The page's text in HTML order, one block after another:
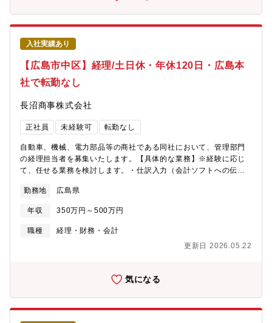
入社実績あり
【広島市中区】経理/土日休・年休120日・広島本
社で転勤なし
長沼商事株式会社
正社員 未経験可 転勤なし
自動車、機械、電力部品等の商社である同社において、管理部門
の経理担当者を募集いたします。【具体的な業務】※経験に応じ
て、任せる業務を検討します。・仕訳入力（会計ソフトへの伝票
理）・仕入・支払管理（仕入データ管理、支払予定表作成、買掛
金管理）・経費精算処理（従業員立替経費のチェック・支払
い）・現金・預金管理（小口現金管理、銀行残高の確認・照
合）・預金出納業務（振込手続き、口座振替処理）・領収書・請
計上、試算表作成補助）・年次決算補助（決算整理仕訳の補助、
の資料作成補助）・給与計算との連携（給与データの仕訳、社会
保険料などの処理）・予算・実績管理の補助（実績データの取り
まとめ）・社内からの経理・支払に関する問い合わせ対応・監査
対応の補助（監査法人や税理士への資料提出・問い合わせ対応
【採用背景】後進育成のため【転勤・異動について】原則、あり
勤務地 広島県
年収 350万円～500万円
職種
経理・財務・会計
更新日 2026.05.22
気になる